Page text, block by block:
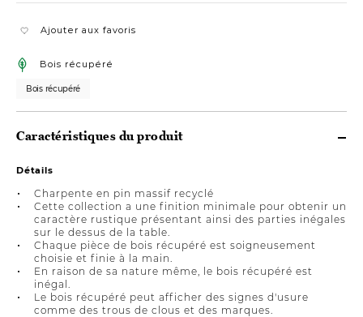
Ajouter aux favoris
Bois récupéré
Bois récupéré
Caractéristiques du produit
Détails
Charpente en pin massif recyclé
Cette collection a une finition minimale pour obtenir un
caractère rustique présentant ainsi des parties inégales
sur le dessus de la table.
Chaque pièce de bois récupéré est soigneusement
choisie et finie à la main.
En raison de sa nature même, le bois récupéré est
inégal.
Le bois récupéré peut afficher des signes d'usure
comme des trous de clous et des marques.